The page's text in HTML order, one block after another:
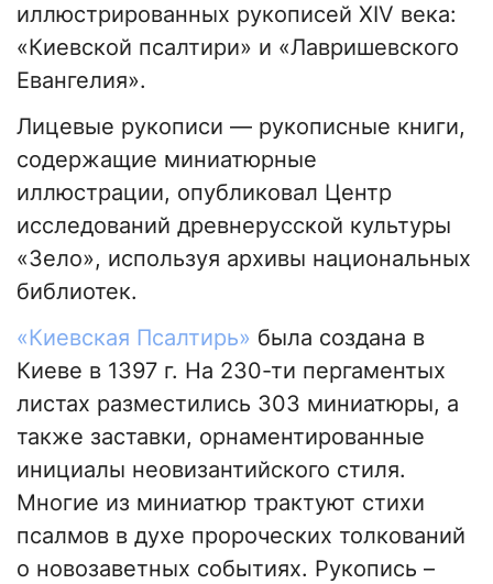
иллюстрированных рукописей XIV века:
«Киевской псалтири» и «Лавришевского
Евангелия».
Лицевые рукописи — рукописные книги,
содержащие миниатюрные
иллюстрации, опубликовал Центр
исследований древнерусской культуры
«Зело», используя архивы национальных
библиотек.
«Киевская Псалтирь» была создана в
Киеве в 1397 г. На 230-ти пергаментых
листах разместились 303 миниатюры, а
также заставки, орнаментированные
инициалы неовизантийского стиля.
Многие из миниатюр трактуют стихи
псалмов в духе пророческих толкований
о новозаветных событиях. Рукопись –